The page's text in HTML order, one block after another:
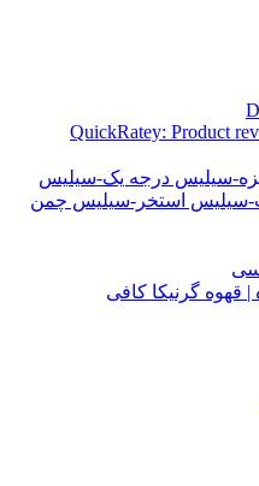
QuickRatey: Product
سیلیس درجه یک-سیلیس
سیلیس استخر-سیلیس چمن
| قهوه گرنیکا کافی